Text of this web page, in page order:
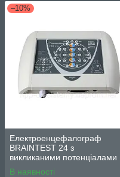
–10%
Електроенцефалограф
BRAINTEST 24 з
викликаними потенціалами
та функцією довготривалого
В наявності